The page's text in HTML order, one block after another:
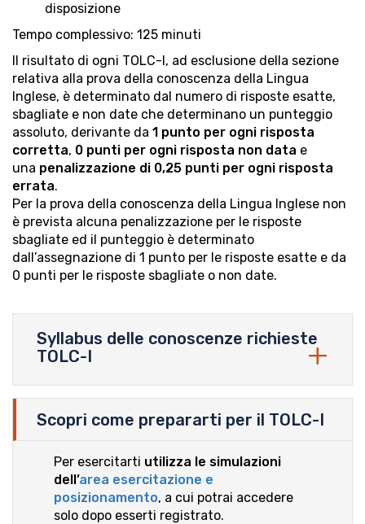
disposizione
Tempo complessivo: 125 minuti
Il risultato di ogni TOLC-I, ad esclusione della sezione
relativa alla prova della conoscenza della Lingua
Inglese, è determinato dal numero di risposte esatte,
sbagliate e non date che determinano un punteggio
assoluto, derivante da 1 punto per ogni risposta
corretta, 0 punti per ogni risposta non data e
una penalizzazione di 0,25 punti per ogni risposta
errata.
Per la prova della conoscenza della Lingua Inglese non
è prevista alcuna penalizzazione per le risposte
sbagliate ed il punteggio è determinato
dall’assegnazione di 1 punto per le risposte esatte e da
0 punti per le risposte sbagliate o non date.
Syllabus delle conoscenze richieste
TOLC-I
Scopri come prepararti per il TOLC-I
Per esercitarti utilizza le simulazioni
dell’area esercitazione e
posizionamento, a cui potrai accedere
solo dopo esserti registrato.